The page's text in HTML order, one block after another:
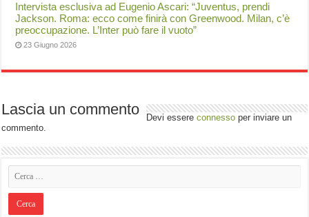
Intervista esclusiva ad Eugenio Ascari: “Juventus, prendi
Jackson. Roma: ecco come finirà con Greenwood. Milan, c’è
preoccupazione. L’Inter può fare il vuoto”
23 Giugno 2026
Lascia un commento Devi essereconnesso per inviare un
commento.